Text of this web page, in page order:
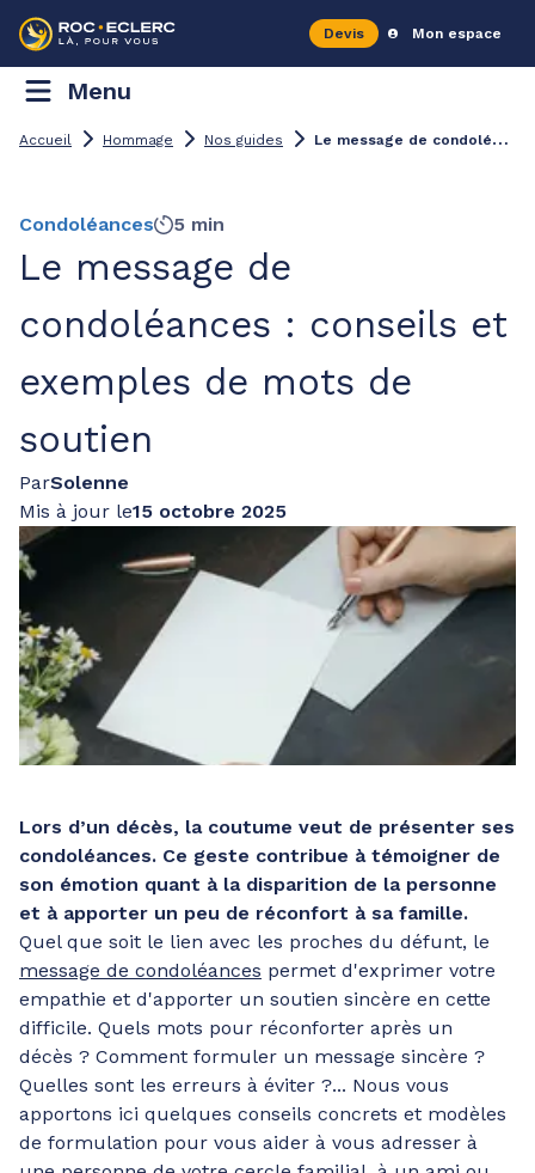
Devis Mon espace
Menu
Accueil Hommage Nos guides L
e message de condoléances : conseils et exemples de mots de soutien
Condoléances 5 min
Le message de
condoléances : conseils et
exemples de mots de
soutien
ParSolenne
Mis à jour le15 octobre 2025
Lors d’un décès, la coutume veut de présenter ses
condoléances. Ce geste contribue à témoigner de
son émotion quant à la disparition de la personne
et à apporter un peu de réconfort à sa famille.
Quel que soit le lien avec les proches du défunt, le
message de condoléances permet d'exprimer votre
empathie et d'apporter un soutien sincère en cette
difficile. Quels mots pour réconforter après un
décès ? Comment formuler un message sincère ?
Quelles sont les erreurs à éviter ?... Nous vous
apportons ici quelques conseils concrets et modèles
de formulation pour vous aider à vous adresser à